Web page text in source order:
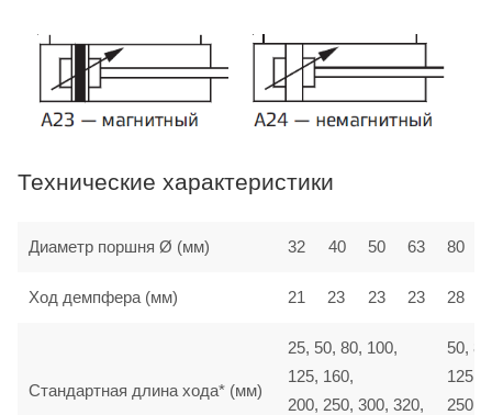
Технические характеристики
Диаметр поршня Ø (мм) 32 40 50 63 80
Ход демпфера (мм) 21 23 23 23 28
Стандартная длина хода* (мм)
25, 50, 80, 100,
125, 160,
200, 250, 300, 320,
50,
125,
250,